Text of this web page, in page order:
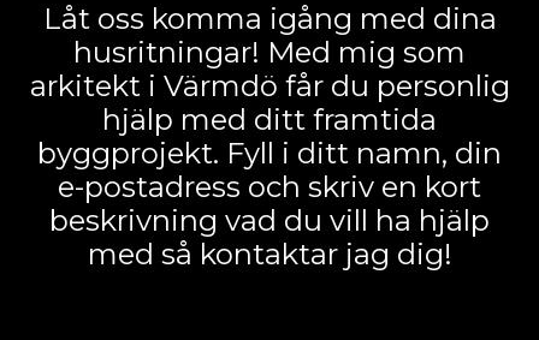
Låt oss komma igång med dina
husritningar! Med mig som
arkitekt i Värmdö får du personlig
hjälp med ditt framtida
byggprojekt. Fyll i ditt namn, din
e-postadress och skriv en kort
beskrivning vad du vill ha hjälp
med så kontaktar jag dig!